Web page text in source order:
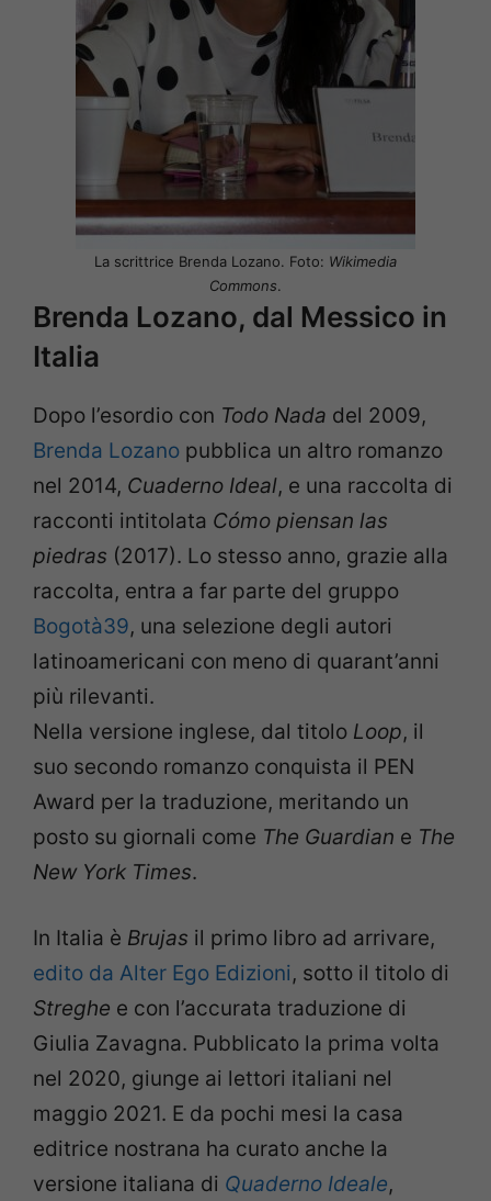
La scrittrice Brenda Lozano. Foto: Wikimedia
Commons.
Brenda Lozano, dal Messico in
Italia
Dopo l’esordio con Todo Nada del 2009,
Brenda Lozano pubblica un altro romanzo
nel 2014, Cuaderno Ideal, e una raccolta di
racconti intitolata Cómo piensan las
piedras (2017). Lo stesso anno, grazie alla
raccolta, entra a far parte del gruppo
Bogotà39, una selezione degli autori
latinoamericani con meno di quarant’anni
più rilevanti.
Nella versione inglese, dal titolo Loop, il
suo secondo romanzo conquista il PEN
Award per la traduzione, meritando un
posto su giornali come The Guardian e The
New York Times.
In Italia è Brujas il primo libro ad arrivare,
edito da Alter Ego Edizioni, sotto il titolo di
Streghe e con l’accurata traduzione di
Giulia Zavagna. Pubblicato la prima volta
nel 2020, giunge ai lettori italiani nel
maggio 2021. E da pochi mesi la casa
editrice nostrana ha curato anche la
versione italiana di Quaderno Ideale,